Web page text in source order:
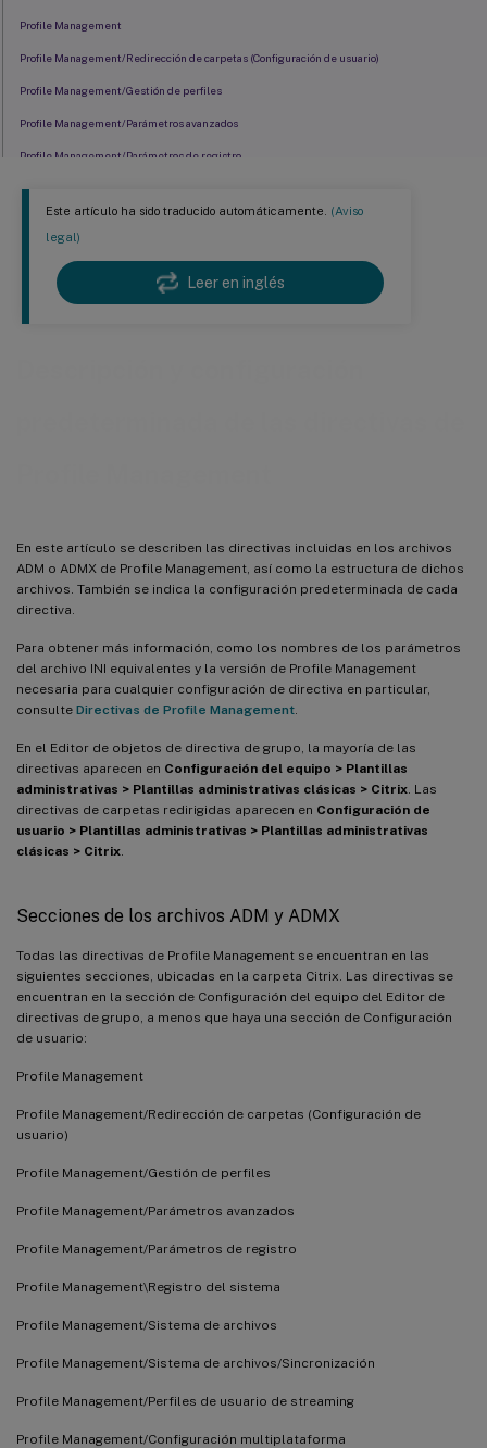
Este artículo ha sido traducido automáticamente. (Aviso
legal)
Leer en inglés
En este artículo se describen las directivas incluidas en los archivos
ADM o ADMX de Profile Management, así como la estructura de dichos
archivos. También se indica la configuración predeterminada de cada
directiva.
Para obtener más información, como los nombres de los parámetros
del archivo INI equivalentes y la versión de Profile Management
necesaria para cualquier configuración de directiva en particular,
consulte Directivas de Profile Management
En el Editor de objetos de directiva de grupo, la mayoría de las
directivas aparecen en Configuración del equipo > Plantillas
administrativas > Plantillas administrativas clásicas > Citrix . Las
directivas de carpetas redirigidas aparecen en Configuración de
usuario > Plantillas administrativas > Plantillas administrativas
clásicas > Citrix
Secciones de los archivos ADM y ADMX
Todas las directivas de Profile Management se encuentran en las
siguientes secciones, ubicadas en la carpeta Citrix. Las directivas se
encuentran en la sección de Configuración del equipo del Editor de
directivas de grupo, a menos que haya una sección de Configuración
de usuario:
Profile Management
Profile Management/Redirección de carpetas (Configuración de
usuario)
Profile Management/Gestión de perfiles
Profile Management/Parámetros avanzados
Profile Management/Parámetros de registro
Profile Management\Registro del sistema
Profile Management/Sistema de archivos
Profile Management/Sistema de archivos/Sincronización
Profile Management/Perfiles de usuario de streaming
Profile Management/Configuración multiplataforma
Profile Management
Profile Management/Redirección de carpetas (Configuración de usuario)
Profile Management/Gestión de perfiles
Profile Management/Parámetros avanzados
Profile Management/Parámetros de registro
Profile Management\Registro del sistema
Profile Management/Perfiles de usuario de streaming